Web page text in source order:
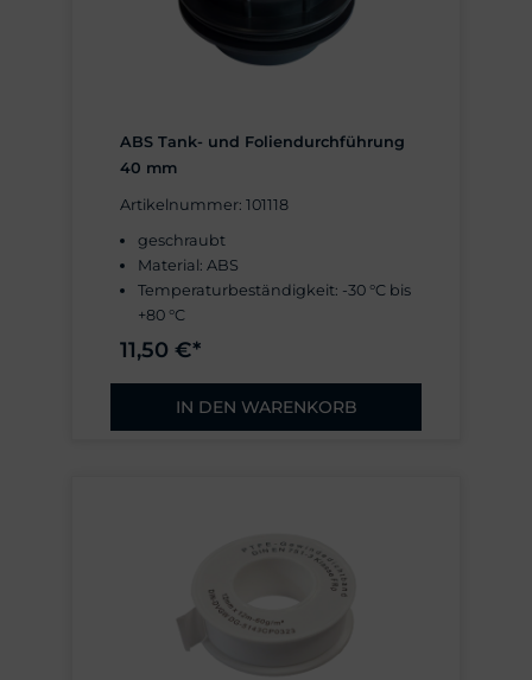
ABS Tank- und Foliendurchführung
40 mm
Artikelnummer: 101118
geschraubt
Material: ABS
Temperaturbeständigkeit: -30 °C bis
+80 °C
11,50 €*
IN DEN WARENKORB